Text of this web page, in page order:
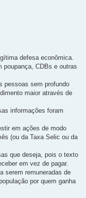
defesa econômica.
poupança, CDBs e outras
pessoas sem profundo
maior através de
informações foram
em ações de modo
(ou da Taxa Selic ou da
que deseja, pois o texto
em vez de pagar.
serem remuneradas de
por quem ganha